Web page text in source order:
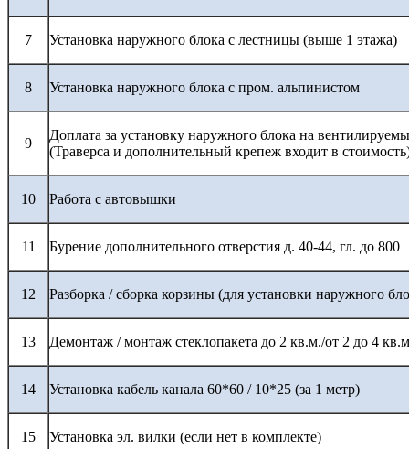
7 Установка наружного блока с лестницы (выше 1 этажа)
8 Установка наружного блока с пром. альпинистом
9
Доплата за установку наружного блока на
(Траверса и дополнительный крепеж входит в
10 Работа с автовышки
11 Бурение дополнительного отверстия д. 40-44, гл. до 800
12 Разборка / сборка корзины (для установки наружного
13 Демонтаж / монтаж стеклопакета до 2 кв.м./от 2 до 4
14 Установка кабель канала 60*60 / 10*25 (за 1 метр)
15 Установка эл. вилки (если нет в комплекте)